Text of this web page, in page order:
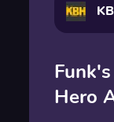
Hero